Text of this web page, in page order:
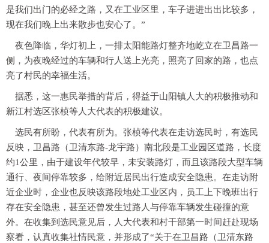
是我们出门的必经之路，又在工业区里，车子进进出出比较多，
现在我们晚上出来散步也安心了。”
夜色降临，华灯初上，一排太阳能路灯整齐地屹立在卫昌路一
侧，为夜晚经过的车辆和行人送上光亮，照亮了回家的路，也点
亮了村民的幸福生活。
据悉，这一惠民举措的背后，得益于山阳镇人大的积极推动和
新江村选区张桢等人大代表的积极建议。
选民有所盼，代表有所为。张桢等代表在走访选民时，有选民
反映，卫昌路（卫清东路-龙宇路）南北段是工业园区道路，长度
约1公里，由于建设年代较早，未安装路灯，而且该路段大型车辆
通行、夜间停靠较多，给附近居民出行造成安全隐患。在走访附
近企业时，企业也反映该路段地处工业区内，员工上下晚班出行
存在安全隐患，甚至还曾发生过路人与停靠车辆发生碰撞的意
外。在收集到选民意见后，人大代表和村干部第一时间赶赴现场
察看，认真收集社情民意，并形成了“关于在卫昌路（卫清东路